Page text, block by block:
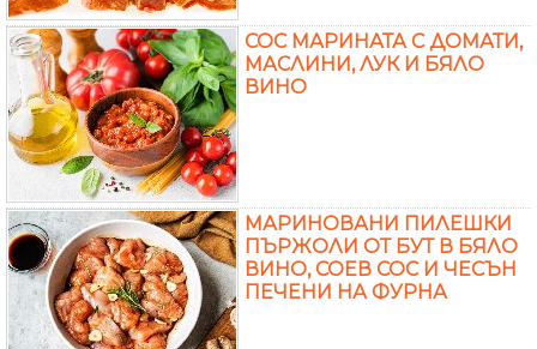
СОС МАРИНАТА С ДОМАТИ,
МАСЛИНИ, ЛУК И БЯЛО
ВИНО
МАРИНОВАНИ ПИЛЕШКИ
ПЪРЖОЛИ ОТ БУТ В БЯЛО
ВИНО, СОЕВ СОС И ЧЕСЪН
ПЕЧЕНИ НА ФУРНА